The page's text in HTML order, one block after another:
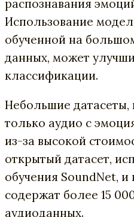
распознавания
Использование
обученной на
данных, может
классификации.
Небольшие датасеты,
только аудио с
из-за высокой
открытый датасет,
обучения SoundNet,
содержат более 15
аудиоданных.